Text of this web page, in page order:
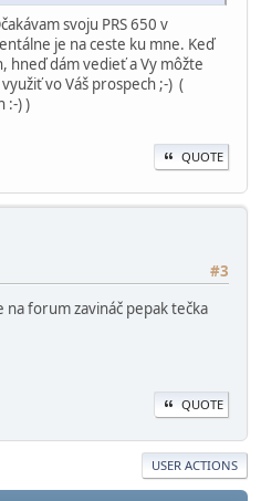
svoju PRS 650 v
je na ceste ku mne. Keď
hneď dám vedieť a Vy môžte
vo Váš prospech ;-) (
:-) )
QUOTE
#3
na forum zavináč pepak tečka
QUOTE
USER ACTIONS